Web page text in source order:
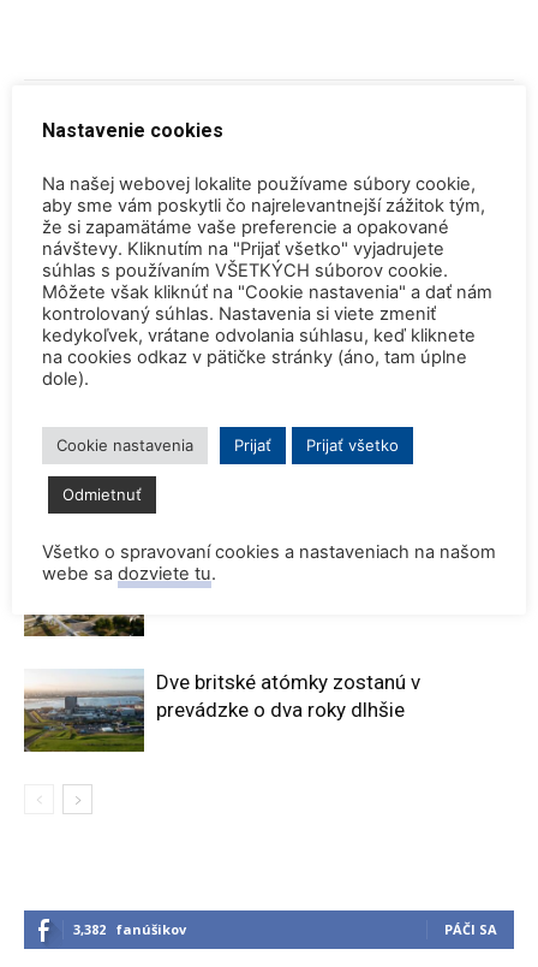
Predchádzajúci článok
Povolenie jadrového dozoru
pre 4.blok EMO
Ďalší článok
Startup Helion získal
stámilióny na fúznu elektráreň
pre Microsoft
SÚVISIACE ČLÁNKY
Konferencia QEM 2026
Rekordne nízka hladina Dunaja vynútili
odstavenie JE Paks a JE Cernavoda
Dve britské atómky zostanú v
prevádzke o dva roky dlhšie
3,382 fanúšikov PÁČI SA
Nastavenie cookies
Na našej webovej lokalite používame súbory cookie,
aby sme vám poskytli čo najrelevantnejší zážitok tým,
že si zapamätáme vaše preferencie a opakované
návštevy. Kliknutím na "Prijať všetko" vyjadrujete
súhlas s používaním VŠETKÝCH súborov cookie.
Môžete však kliknúť na "Cookie nastavenia" a dať nám
kontrolovaný súhlas. Nastavenia si viete zmeniť
kedykoľvek, vrátane odvolania súhlasu, keď kliknete
na cookies odkaz v pätičke stránky (áno, tam úplne
dole).
Cookie nastavenia Prijať Prijať všetko
Odmietnuť
Všetko o spravovaní cookies a nastaveniach na našom
webe sa dozviete tu.